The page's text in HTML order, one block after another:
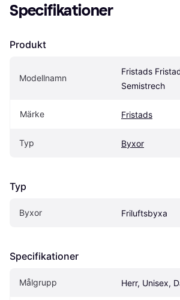
Specifikationer
Produkt
Modellnamn
Fristads
Semistrech
Märke Fristads
Typ Byxor
Typ
Byxor Friluftsbyxa
Specifikationer
Målgrupp Herr, Unisex,